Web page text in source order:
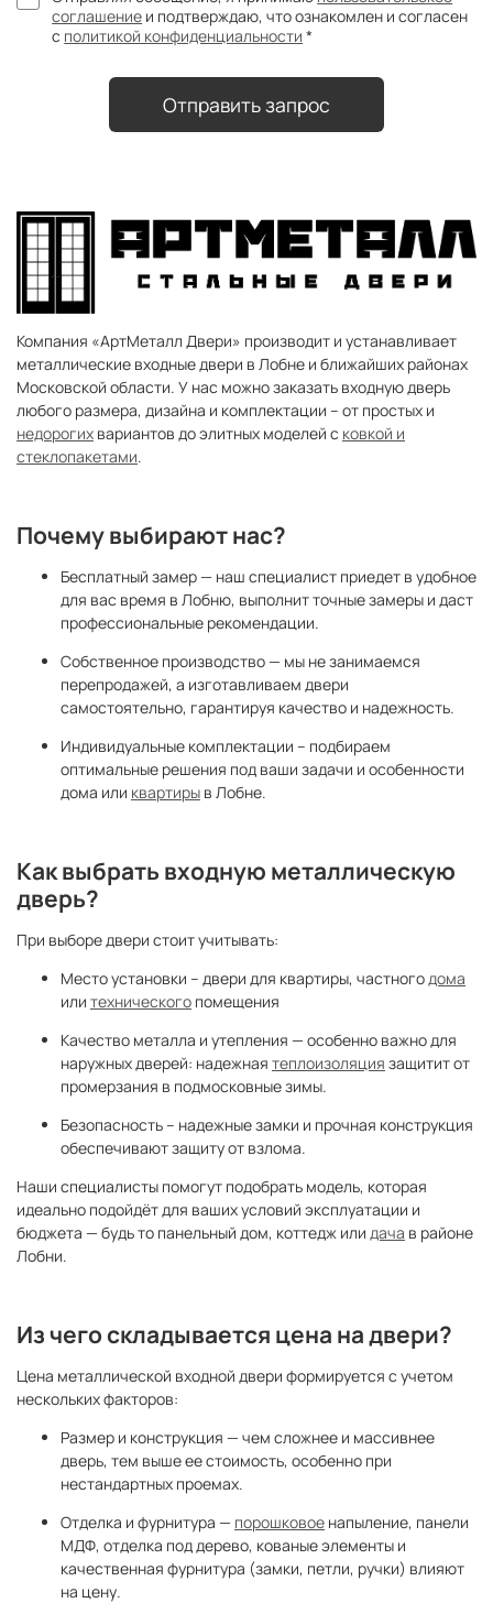
соглашение и подтверждаю, что ознакомлен и согласен
с политикой конфиденциальности *
Отправить запрос
Компания «АртМеталл Двери» производит и устанавливает
металлические входные двери в Лобне и ближайших районах
Московской области. У нас можно заказать входную дверь
любого размера, дизайна и комплектации – от простых и
недорогих вариантов до элитных моделей с ковкой и
стеклопакетами.
Почему выбирают нас?
Бесплатный замер — наш специалист приедет в удобное
для вас время в Лобню, выполнит точные замеры и даст
профессиональные рекомендации.
Собственное производство — мы не занимаемся
перепродажей, а изготавливаем двери
самостоятельно, гарантируя качество и надежность.
Индивидуальные комплектации – подбираем
оптимальные решения под ваши задачи и особенности
дома или квартиры в Лобне.
Как выбрать входную металлическую
дверь?
При выборе двери стоит учитывать:
Место установки – двери для квартиры, частногодома
или технического помещения
Качество металла и утепления — особенно важно для
наружных дверей: надежная теплоизоляция защитит от
промерзания в подмосковные зимы.
Безопасность – надежные замки и прочная конструкция
обеспечивают защиту от взлома.
Наши специалисты помогут подобрать модель, которая
идеально подойдёт для ваших условий эксплуатации и
бюджета — будь то панельный дом, коттедж или дача в районе
Лобни.
Из чего складывается цена на двери?
Цена металлической входной двери формируется с учетом
нескольких факторов:
Размер и конструкция — чем сложнее и массивнее
дверь, тем выше ее стоимость, особенно при
нестандартных проемах.
Отделка и фурнитура — порошковое напыление, панели
МДФ, отделка под дерево, кованые элементы и
качественная фурнитура (замки, петли, ручки) влияют
на цену.